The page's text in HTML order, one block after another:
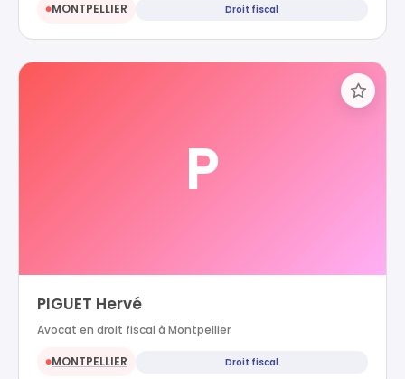
●MONTPELLIER Droit fiscal
P
PIGUET Hervé
Avocat en droit fiscal à Montpellier
●MONTPELLIER Droit fiscal